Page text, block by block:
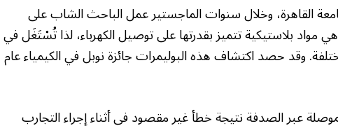
القاهرة، وخلال سنوات الماجستير عمل الباحث الشاب على
مواد بلاستيكية تتميز بقدرتها على توصيل الكهرباء، لذا تُسْتَغَل في
وقد حصد اكتشاف هذه البوليمرات جائزة نوبل في الكيمياء عام
عبر الصدفة نتيجة خطأ غير مقصود في أثناء إجراء التجارب